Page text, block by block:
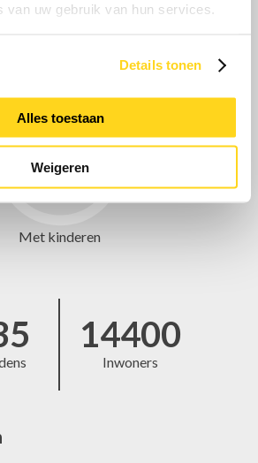
van uw gebruik van hun services.
Details tonen
Alles toestaan
Weigeren
28%
34%
Met kinderen
14400
Inwoners